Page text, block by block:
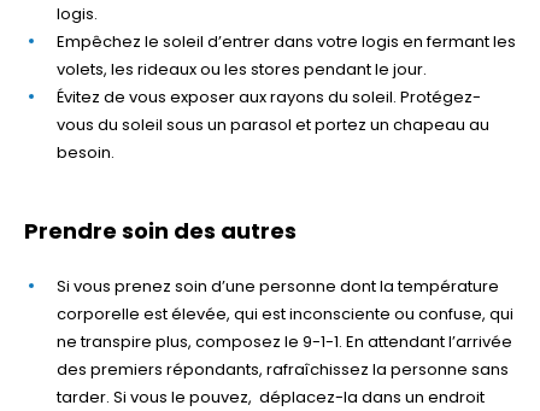
logis.
Empêchez le soleil d’entrer dans votre logis en fermant les
volets, les rideaux ou les stores pendant le jour.
Évitez de vous exposer aux rayons du soleil. Protégez-
vous du soleil sous un parasol et portez un chapeau au
besoin.
Prendre soin des autres
Si vous prenez soin d’une personne dont la température
corporelle est élevée, qui est inconsciente ou confuse, qui
ne transpire plus, composez le 9-1-1. En attendant l’arrivée
des premiers répondants, rafraîchissez la personne sans
tarder. Si vous le pouvez, déplacez-la dans un endroit